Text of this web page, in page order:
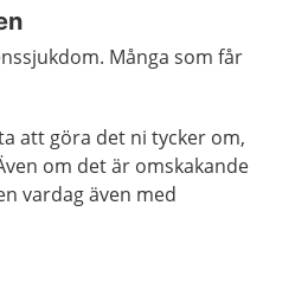
Många som får
att göra det ni tycker om,
om det är omskakande
vardag även med